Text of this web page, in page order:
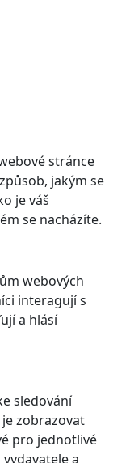
stránce
jakým se
je váš
se nacházíte.
webových
interagují s
a hlásí
sledování
zobrazovat
pro jednotlivé
a